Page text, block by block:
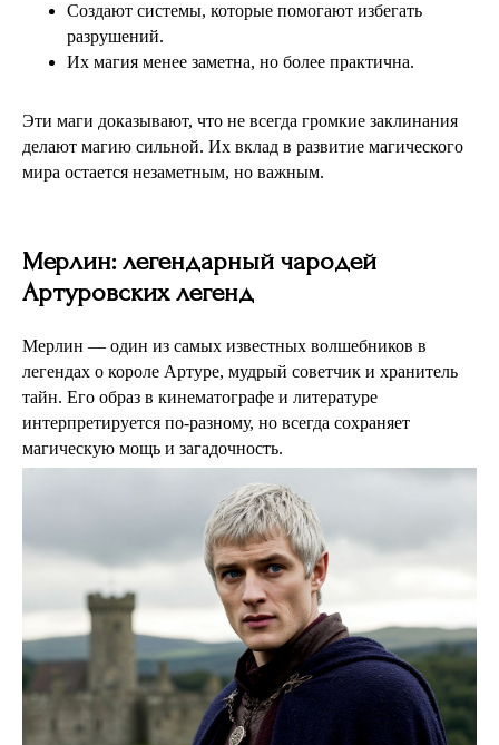
Создают системы, которые помогают избегать
разрушений.
Их магия менее заметна, но более практична.
Эти маги доказывают, что не всегда громкие заклинания
делают магию сильной. Их вклад в развитие магического
мира остается незаметным, но важным.
Мерлин: легендарный чародей
Артуровских легенд
Мерлин — один из самых известных волшебников в
легендах о короле Артуре, мудрый советчик и хранитель
тайн. Его образ в кинематографе и литературе
интерпретируется по-разному, но всегда сохраняет
магическую мощь и загадочность.